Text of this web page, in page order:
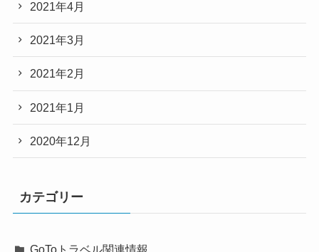
2021年4月
2021年3月
2021年2月
2021年1月
2020年12月
カテゴリー
GoToトラベル関連情報